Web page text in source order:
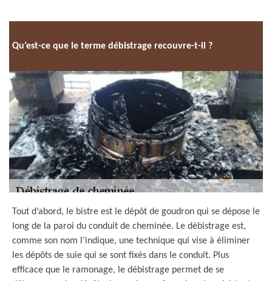
Qu’est-ce que le terme débistrage recouvre-t-il ?
Tout d’abord, le bistre est le dépôt de goudron qui se dépose le
long de la paroi du conduit de cheminée. Le débistrage est,
comme son nom l’indique, une technique qui vise à éliminer
les dépôts de suie qui se sont fixés dans le conduit. Plus
efficace que le ramonage, le débistrage permet de se